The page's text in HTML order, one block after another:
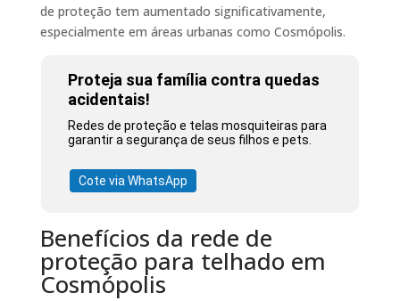
de proteção tem aumentado significativamente,
especialmente em áreas urbanas como Cosmópolis.
Proteja sua família contra quedas
acidentais!
Redes de proteção e telas mosquiteiras para
garantir a segurança de seus filhos e pets.
Cote via WhatsApp
Benefícios da rede de
proteção para telhado em
Cosmópolis